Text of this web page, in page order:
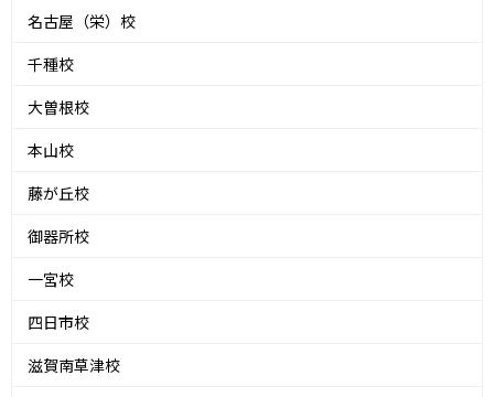
名古屋（栄）校
千種校
大曽根校
本山校
藤が丘校
御器所校
一宮校
四日市校
滋賀南草津校